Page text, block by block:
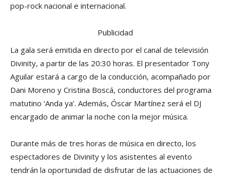
pop-rock nacional e internacional.
Publicidad
La gala será emitida en directo por el canal de televisión
Divinity, a partir de las 20:30 horas. El presentador Tony
Aguilar estará a cargo de la conducción, acompañado por
Dani Moreno y Cristina Boscá, conductores del programa
matutino ‘Anda ya’. Además, Óscar Martínez será el DJ
encargado de animar la noche con la mejor música.
Durante más de tres horas de música en directo, los
espectadores de Divinity y los asistentes al evento
tendrán la oportunidad de disfrutar de las actuaciones de